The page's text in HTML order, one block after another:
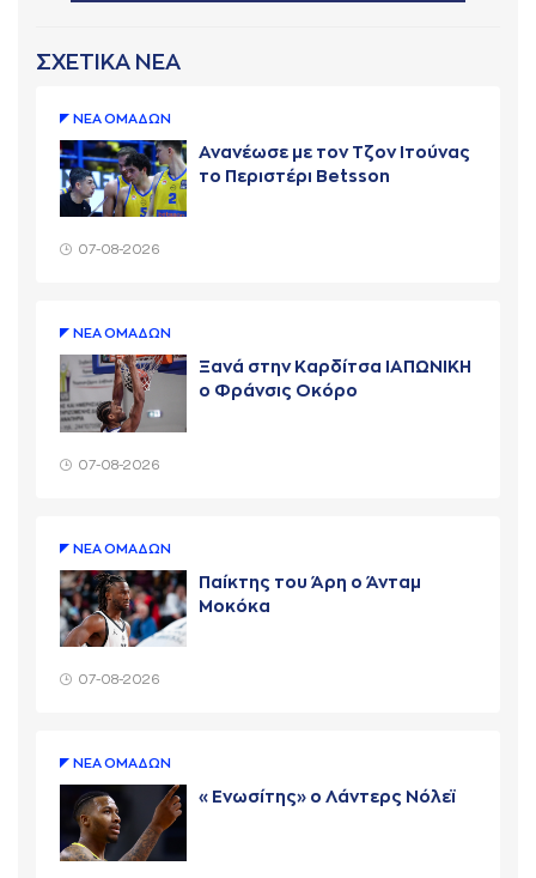
ΣΧΕΤΙΚΑ ΝΕΑ
ΝΕA ΟΜAΔΩΝ
Ανανέωσε με τον Τζον Ιτούνας
το Περιστέρι Betsson
07-08-2026
ΝΕA ΟΜAΔΩΝ
Ξανά στην Καρδίτσα ΙΑΠΩΝΙΚΗ
ο Φράνσις Οκόρο
07-08-2026
ΝΕA ΟΜAΔΩΝ
Παίκτης του Άρη ο Άνταμ
Μοκόκα
07-08-2026
ΝΕA ΟΜAΔΩΝ
«Ενωσίτης» ο Λάντερς Νόλεϊ